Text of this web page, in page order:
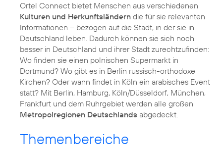
Ortel Connect bietet Menschen aus verschiedenen
Kulturen und Herkunftsländern die für sie relevanten
Informationen – bezogen auf die Stadt, in der sie in
Deutschland leben. Dadurch können sie sich noch
besser in Deutschland und ihrer Stadt zurechtzufinden:
Wo finden sie einen polnischen Supermarkt in
Dortmund? Wo gibt es in Berlin russisch-orthodoxe
Kirchen? Oder wann findet in Köln ein arabisches Event
statt? Mit Berlin, Hamburg, Köln/Düsseldorf, München,
Frankfurt und dem Ruhrgebiet werden alle großen
Metropolregionen Deutschlands abgedeckt.
Themenbereiche